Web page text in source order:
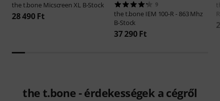
the t.bone Micscreen XL B-Stock
28 490 Ft
9
the t.bone IEM 100-R - 863 Mhz
B-Stock
37 290 Ft
the t.bone - érdekességek a cégről